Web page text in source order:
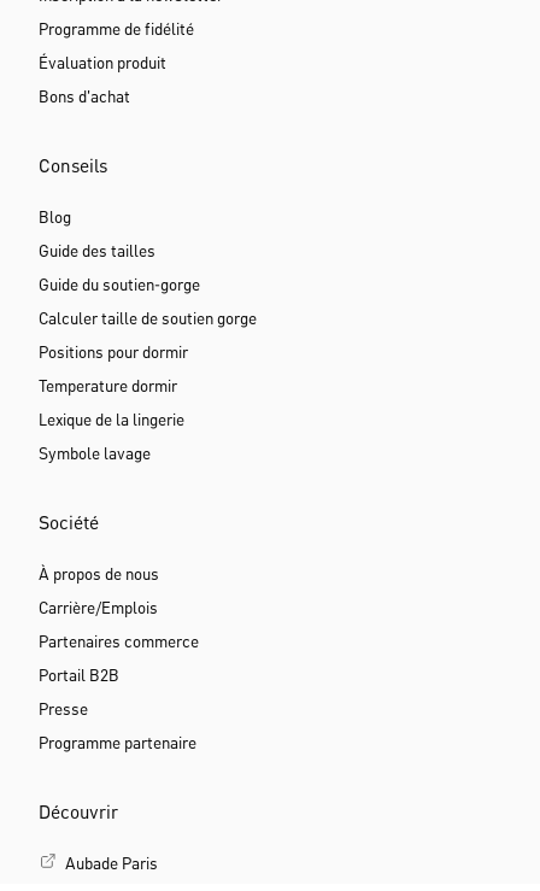
Programme de fidélité
Évaluation produit
Bons d'achat
Conseils
Blog
Guide des tailles
Guide du soutien-gorge
Calculer taille de soutien gorge
Positions pour dormir
Temperature dormir
Lexique de la lingerie
Symbole lavage
Société
À propos de nous
Carrière/Emplois
Partenaires commerce
Portail B2B
Presse
Programme partenaire
Découvrir
Aubade Paris